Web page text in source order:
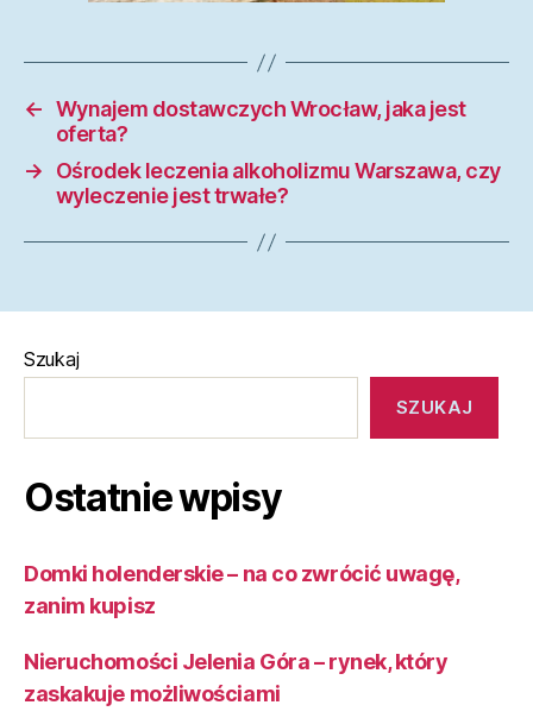
← Wynajem dostawczych Wrocław, jaka jest
oferta?
→
Ośrodek leczenia alkoholizmu Warszawa, czy
wyleczenie jest trwałe?
Szukaj
SZUKAJ
Ostatnie wpisy
Domki holenderskie – na co zwrócić uwagę,
zanim kupisz
Nieruchomości Jelenia Góra – rynek, który
zaskakuje możliwościami